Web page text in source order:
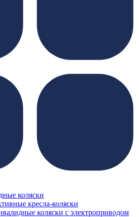
коляски
кресла-коляски
коляски с электроприводом